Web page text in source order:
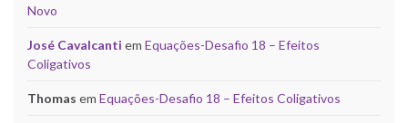
Novo
José Cavalcanti em Equações-Desafio 18 – Efeitos
Coligativos
Thomas em Equações-Desafio 18 – Efeitos Coligativos